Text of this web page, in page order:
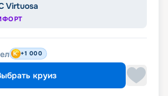
Virtuosa
+1 000
круиз